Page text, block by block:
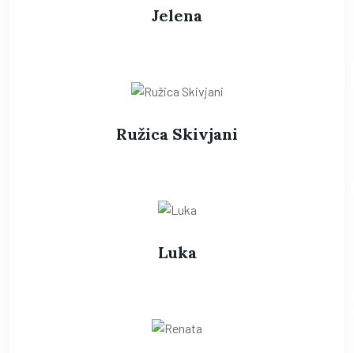
Jelena
Ružica Skivjani
Luka